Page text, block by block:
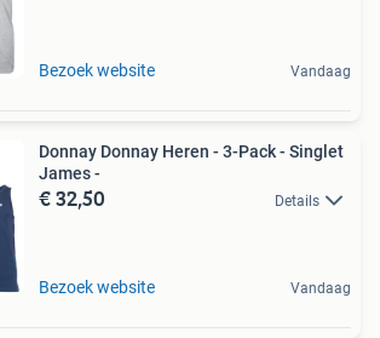
Bezoek website Vandaag
Donnay Donnay Heren - 3-Pack - Singlet
James -
€ 32,50 Details
Bezoek website Vandaag